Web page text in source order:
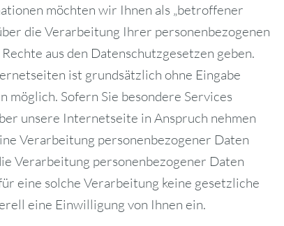
möchten wir Ihnen als „betroffener
die Verarbeitung Ihrer personenbezogenen
aus den Datenschutzgesetzen geben.
ist grundsätzlich ohne Eingabe
möglich. Sofern Sie besondere Services
unsere Internetseite in Anspruch nehmen
Verarbeitung personenbezogener Daten
Verarbeitung personenbezogener Daten
eine solche Verarbeitung keine gesetzliche
eine Einwilligung von Ihnen ein.